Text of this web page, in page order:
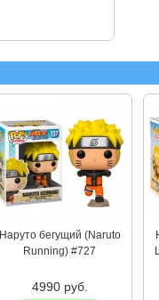
Наруто бегущий (Naruto
Running) #727
4990 руб.